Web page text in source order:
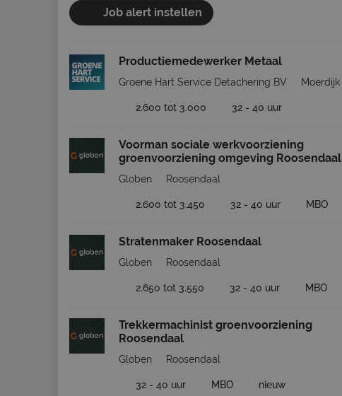
Job alert instellen
Productiemedewerker Metaal
Groene Hart Service Detachering BV Moerdijk
2.600 tot 3.000 32 - 40 uur
Voorman sociale werkvoorziening
groenvoorziening omgeving Roosendaal
Globen Roosendaal
2.600 tot 3.450 32 - 40 uur MBO
Stratenmaker Roosendaal
Globen Roosendaal
2.650 tot 3.550 32 - 40 uur MBO
Trekkermachinist groenvoorziening
Roosendaal
Globen Roosendaal
32 - 40 uur MBO nieuw